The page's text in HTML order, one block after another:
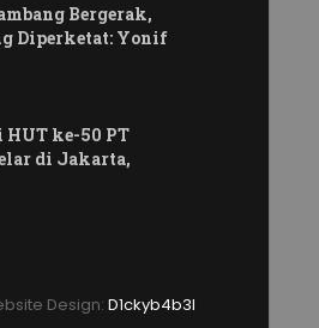
Bergerak,
Diperketat: Yonif
ke-50 PT
di Jakarta,
Design: D1ckyb4b3l